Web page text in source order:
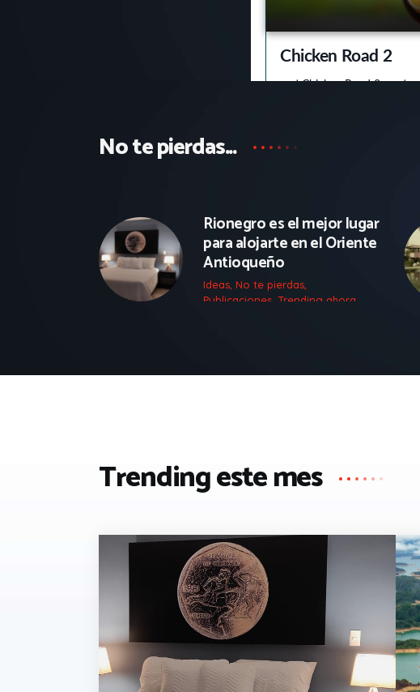
No te pierdas...
Rionegro es el mejor lugar
para alojarte en el Oriente
Antioqueño
Ideas No te pierdas
Publicaciones Trending ahora
Trending este mes